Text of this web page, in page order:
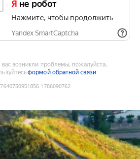
Я не робот
Нажмите, чтобы продолжить
Yandex SmartCaptcha
вас возникли проблемы, пожалуйста,
формой обратной связи
:1786090762